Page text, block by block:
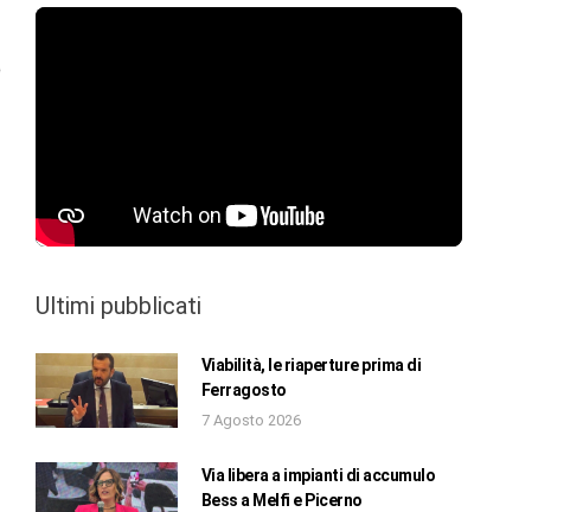
Ultimi pubblicati
Viabilità, le riaperture prima di
Ferragosto
7 Agosto 2026
Via libera a impianti di accumulo
Bess a Melfi e Picerno